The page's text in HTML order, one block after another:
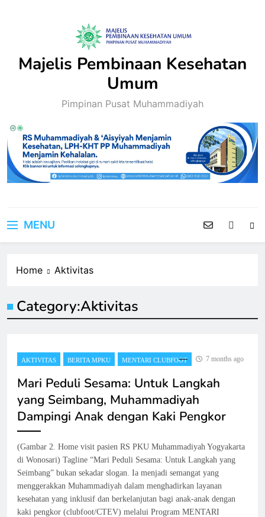
Majelis Pembinaan Kesehatan
Umum
Pimpinan Pusat Muhammadiyah
MENU
Home Aktivitas
Category:Aktivitas
AKTIVITAS BERITA MPKU MENTARI CLUBFOOT 7 months ago
Mari Peduli Sesama: Untuk Langkah
yang Seimbang, Muhammadiyah
Dampingi Anak dengan Kaki Pengkor
(Gambar 2. Home visit pasien RS PKU Muhammadiyah Yogyakarta
di Wonosari) Tagline “Mari Peduli Sesama: Untuk Langkah yang
Seimbang” bukan sekadar slogan. Ia menjadi semangat yang
menggerakkan Muhammadiyah dalam menghadirkan layanan
kesehatan yang inklusif dan berkelanjutan bagi anak-anak dengan
kaki pengkor (clubfoot/CTEV) melalui Program MENTARI